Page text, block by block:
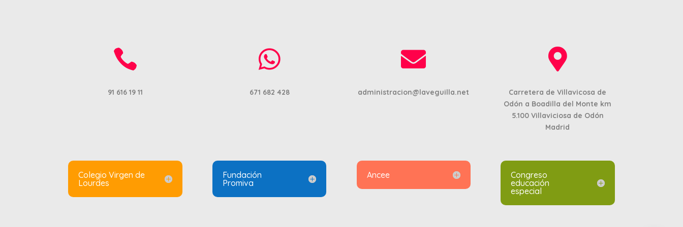

91 616 19 11

671 682 428

administracion@laveguilla.net

Carretera de Villavicosa de
Odón a Boadilla del Monte km
5.100 Villaviciosa de Odón
Madrid
Colegio Virgen de
Lourdes
Fundación
Promiva
Ancee
Congreso
educación
especial